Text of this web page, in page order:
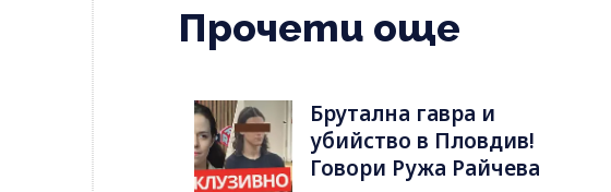
Прочети още
Брутална гавра и
убийство в Пловдив!
Говори Ружа Райчева